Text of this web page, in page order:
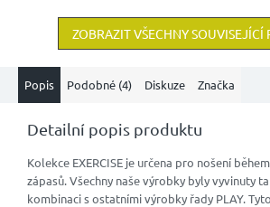
ZOBRAZIT VŠECHNY SOUVISEJÍCÍ
Popis Podobné (4) Diskuze Značka
Detailní popis produktu
Kolekce EXERCISE je určena pro nošení
zápasů. Všechny naše výrobky byly vyvinuty
kombinaci s ostatními výrobky řady PLAY.